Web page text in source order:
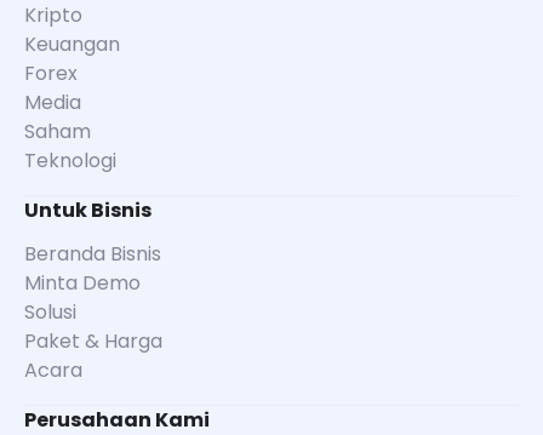
Kripto
Keuangan
Forex
Media
Saham
Teknologi
Untuk Bisnis
Beranda Bisnis
Minta Demo
Solusi
Paket & Harga
Acara
Perusahaan Kami